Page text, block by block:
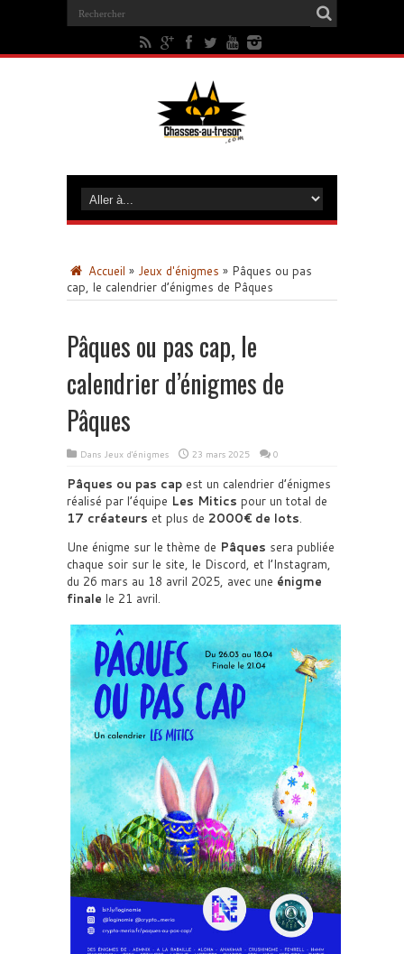
Accueil » Jeux d'énigmes » Pâques ou pas
cap, le calendrier d’énigmes de Pâques
Pâques ou pas cap, le
calendrier d’énigmes de
Pâques
Dans Jeux d'énigmes 23 mars 2025 0
Pâques ou pas cap est un calendrier d’énigmes
réalisé par l’équipe Les Mitics pour un total de
17 créateurs et plus de 2000€ de lots.
Une énigme sur le thème de Pâques sera publiée
chaque soir sur le site, le Discord, et l’Instagram,
du 26 mars au 18 avril 2025, avec une énigme
finale le 21 avril.